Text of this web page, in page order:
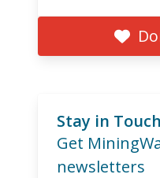
Stay in Touch
Get
newsletters